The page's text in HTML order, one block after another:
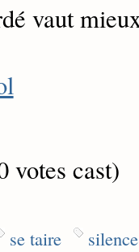
vaut
votes cast)
se taire silence